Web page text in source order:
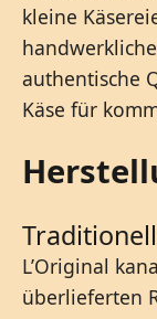
kleine
authentische
Käse für
L’Original
überlieferten